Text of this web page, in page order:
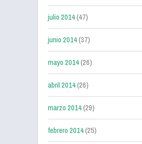
julio 2014(47)
junio 2014(37)
mayo 2014(26)
abril 2014(26)
marzo 2014(29)
febrero 2014(25)